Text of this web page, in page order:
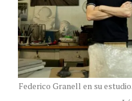
Federico Granell en su